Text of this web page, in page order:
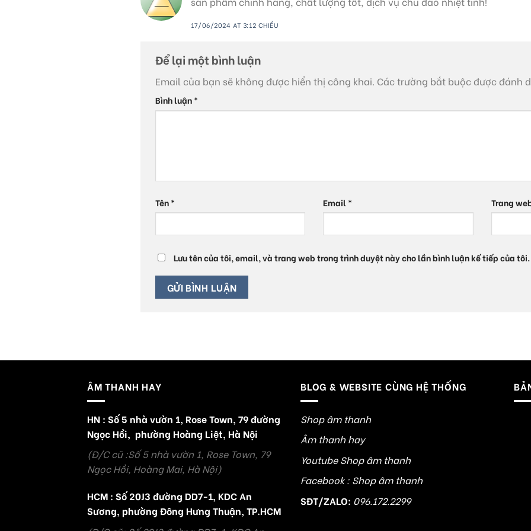
17/06/2024 AT 3:12 CHIỀU
Để lại một bình luận
Email của bạn sẽ không được hiển thị công khai. Các trường bắt buộc được đánh
Bình luận*
Tên* Email * Trang
Lưu tên của tôi, email, và trang web trong trình duyệt này cho lần bình luận kế tiếp của tôi.
ÂM THANH HAY
HN : Số 5 nhà vườn 1, Rose Town, 79 đường
Ngọc Hồi, phường Hoàng Liệt, Hà Nội
(Đ/C cũ :Số 5 nhà vườn 1, Rose Town, 79
Ngọc Hồi, Hoàng Mai, Hà Nội)
HCM : Số 20J3 đường DD7-1, KDC An
Sương, phường Đông Hưng Thuận, TP.HCM
BLOG & WEBSITE CÙNG HỆ THỐNG
Shop âm thanh
Âm thanh hay
Youtube Shop âm thanh
Facebook : Shop âm thanh
SĐT/ZALO: 096.172.2299